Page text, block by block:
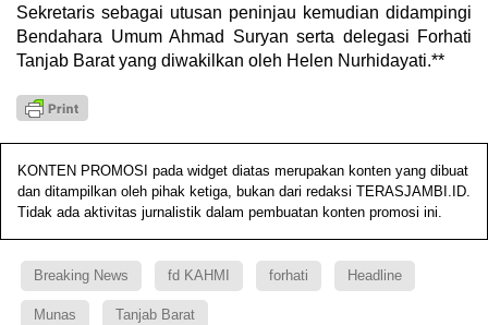
Sekretaris sebagai utusan peninjau kemudian didampingi
Bendahara Umum Ahmad Suryan serta delegasi Forhati
Tanjab Barat yang diwakilkan oleh Helen Nurhidayati.**
KONTEN PROMOSI pada widget diatas merupakan konten yang dibuat
dan ditampilkan oleh pihak ketiga, bukan dari redaksi TERASJAMBI.ID.
Tidak ada aktivitas jurnalistik dalam pembuatan konten promosi ini.
Breaking News fd KAHMI forhati Headline
Munas Tanjab Barat